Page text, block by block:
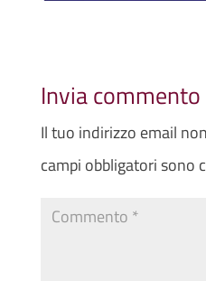
Invia commento
Il tuo indirizzo email
campi obbligatori sono